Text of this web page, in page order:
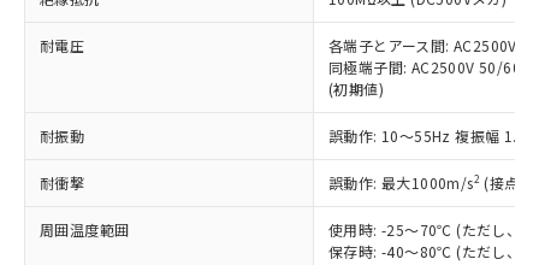
耐電圧
各端子とアース間: AC2500V
同極端子間: AC2500V 50/
(初期値)
耐振動 誤動作: 10～55Hz 複振幅
耐衝撃 誤動作: 最大1000m/s2 (接点
周囲温度範囲
使用時: -25～70℃ (ただし、氷
保存時: -40～80℃ (ただし、氷
当社制御機器事業取扱商品の中には、
本サービスの対象外となる商品もある
ことをご了承ください。
在庫状況および標準価格照会結果は、
記載している更新日時点での社内デー
タに基づき作成されるものであり、閲
覧された時点での実際の在庫および標
準価格とは異なる場合があることをご
正式な納期状況および標準価格はお客
様のお取引先、またはお客様担当のオ
仕入先様の事情により、非含有部品として
いたものが、含有品と判明した場合などや
むを得ず変更することがあります。
鉛(Pb) 1000ppm以下、 水銀(Hg) 1000ppm以下、 カド
六価クロム(Cr(Ⅵ)) 1000ppm以下、ポリ臭化ビフェニル
類(PBB) 1000ppm以下、ポリ臭化ジフェニルエーテル類
(PBDE) 1000ppm以下、フタル酸ビス(2-エチルヘキシ
ル) (DEHP)(別名：DOP) 1000ppm以下、フタル酸ブチ
ルベンジル（BBP） 1000ppm以下、フタル酸ジブチル
「×」：最大均質材料含有率が中国RoHSの
基準値を超えていることを示します。
「－」：未確認です。当社販売部門へお問
*中国RoHS10物質の基準値 (GB/T26572)：
Pb(鉛) :1000ppm、 Hg(水銀) : 1000ppm、 Cd(カドミウ
Cr(Ⅵ)(六価クロム) : 1000ppm、 PBBs(ポリ臭化ビフェ
ニル類) : 1000ppm、 PBDEs(ポリ臭化ジフェニルエーテ
ル類) : 1000ppm、
DBP(フタル酸ジブチル) : 1000ppm、 DIBP(フタル酸ジ
当社は、これら貴社製品のうち、外国
為替および外国貿易法に定める商品
（以下｢規制貨物等」という）を輸出
または国外への提供する場合は、日本
国政府の輸出許可(または役務取引許
可)を取得するなどの必要な手続きを
当社は規制貨物を破棄する場合は、完
全に破砕するなど、違法に輸出されな
一定数以上の在庫あり